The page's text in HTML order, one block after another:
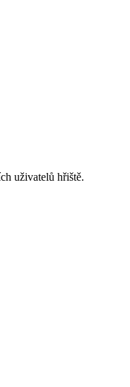
uživatelů hřiště.